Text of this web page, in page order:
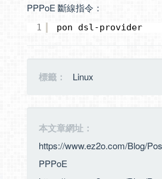
PPPoE 斷線指令：
1 pon dsl-provider
標籤： Linux
本文章網址：
https://www.ez2o.com/Blog/
PPPoE